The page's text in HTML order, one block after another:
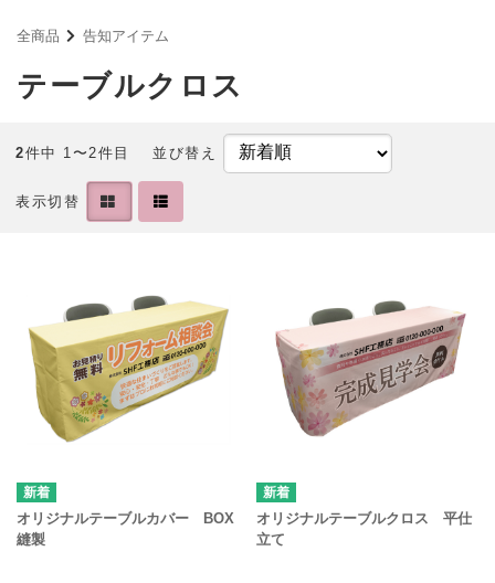
全商品 告知アイテム
テーブルクロス
2件中 1〜2件目 並び替え
表示切替
オリジナルテーブルカバー BOX
縫製
オリジナルテーブルクロス 平仕
立て